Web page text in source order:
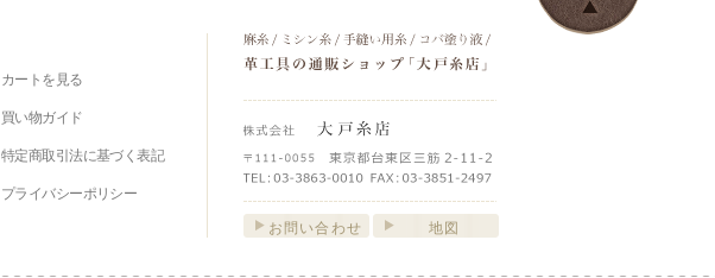
カートを見る
買い物ガイド
特定商取引法に基づく表記
プライバシーポリシー
お問い合わせ 地図